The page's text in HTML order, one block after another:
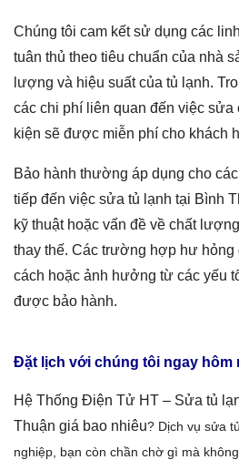
Chúng tôi cam kết sử dụng các
tuân thủ theo tiêu chuẩn của nhà
lượng và hiệu suất của tủ lạnh.
các chi phí liên quan đến việc sửa
kiện sẽ được miễn phí cho khách
Bảo hành thường áp dụng cho
tiếp đến việc sửa tủ lạnh tại Bình
kỹ thuật hoặc vấn đề về chất
thay thế. Các trường hợp hư hỏng
cách hoặc ảnh hưởng từ các yếu
được bảo hành.
Đặt lịch với chúng tôi ngay hôm
Hệ Thống Điện Tử HT – Sửa tủ
Thuận giá bao nhiêu? Dịch vụ sửa
nghiệp, bạn còn chần chờ gì mà